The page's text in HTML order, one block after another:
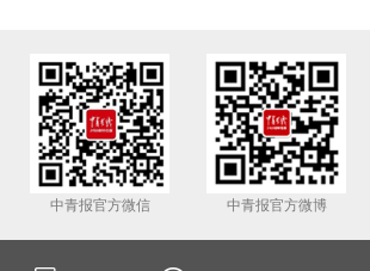
中青报官方微信 中青报官方微博